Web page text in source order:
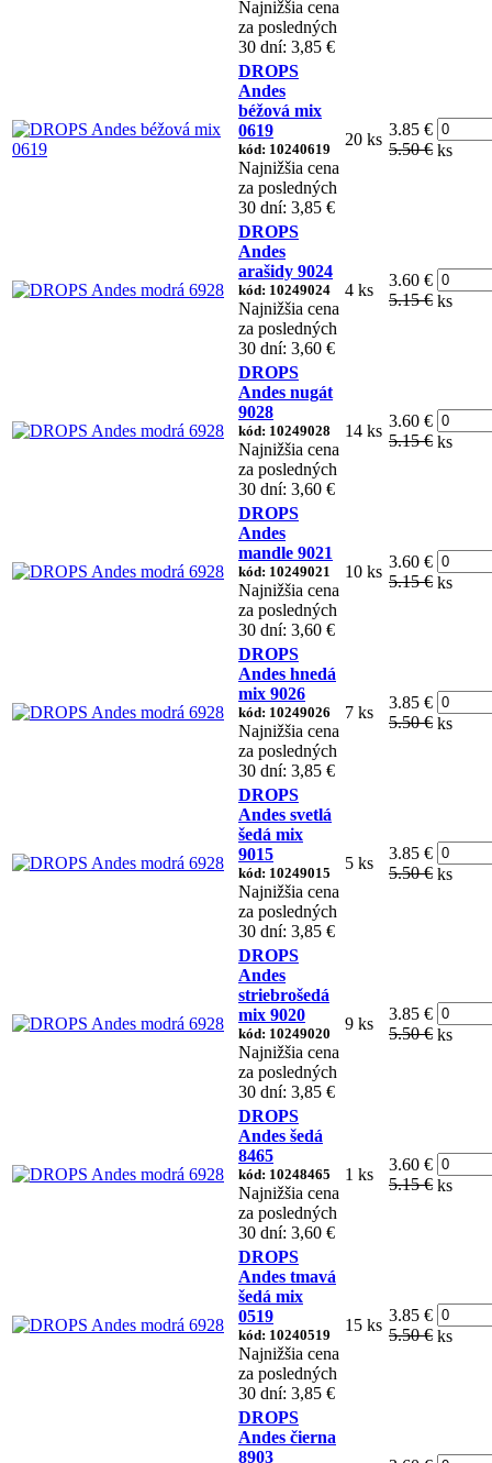
Najnižšia cena
za posledných
30 dní: 3,85 €
DROPS
Andes
béžová mix
0619
kód: 10240619
Najnižšia cena
za posledných
30 dní: 3,85 €
20 ks
3.85 €
5.50 € ks
DROPS
Andes
arašidy 9024
kód: 10249024
Najnižšia cena
za posledných
30 dní: 3,60 €
4 ks
3.60 €
5.15 € ks
DROPS
Andes nugát
9028
kód: 10249028
Najnižšia cena
za posledných
30 dní: 3,60 €
14 ks
3.60 €
5.15 € ks
DROPS
Andes
mandle 9021
kód: 10249021
Najnižšia cena
za posledných
30 dní: 3,60 €
10 ks
3.60 €
5.15 € ks
DROPS
Andes hnedá
mix 9026
kód: 10249026
Najnižšia cena
za posledných
30 dní: 3,85 €
7 ks
3.85 €
5.50 € ks
DROPS
Andes svetlá
šedá mix
9015
kód: 10249015
Najnižšia cena
za posledných
30 dní: 3,85 €
5 ks
3.85 €
5.50 € ks
DROPS
Andes
striebrošedá
mix 9020
kód: 10249020
Najnižšia cena
za posledných
30 dní: 3,85 €
9 ks
3.85 €
5.50 € ks
DROPS
Andes šedá
8465
kód: 10248465
Najnižšia cena
za posledných
30 dní: 3,60 €
1 ks
3.60 €
5.15 € ks
DROPS
Andes tmavá
šedá mix
0519
kód: 10240519
Najnižšia cena
za posledných
30 dní: 3,85 €
15 ks
3.85 €
5.50 € ks
DROPS
Andes čierna
8903